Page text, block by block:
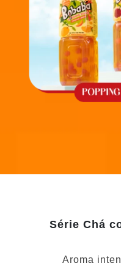
macias, uma